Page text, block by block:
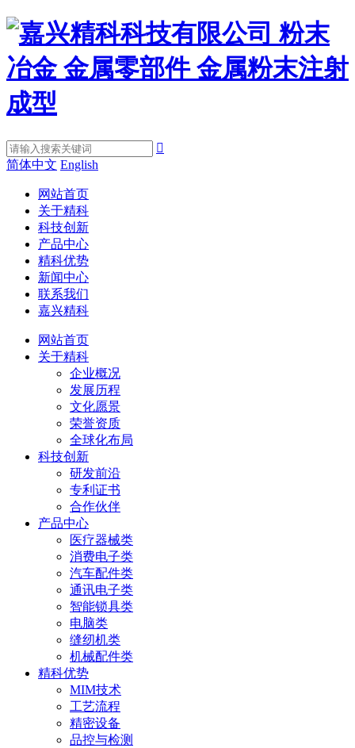

简体中文 English
网站首页
关于精科
科技创新
产品中心
精科优势
新闻中心
联系我们
嘉兴精科
网站首页
关于精科
企业概况
发展历程
文化愿景
荣誉资质
全球化布局
科技创新
研发前沿
专利证书
合作伙伴
产品中心
医疗器械类
消费电子类
汽车配件类
通讯电子类
智能锁具类
电脑类
缝纫机类
机械配件类
精科优势
MIM技术
工艺流程
精密设备
品控与检测